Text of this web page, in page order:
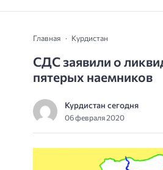
Главная Курдистан
СДС заявили о
пятерых наемников
Курдистан сегодня
06 февраля 2020